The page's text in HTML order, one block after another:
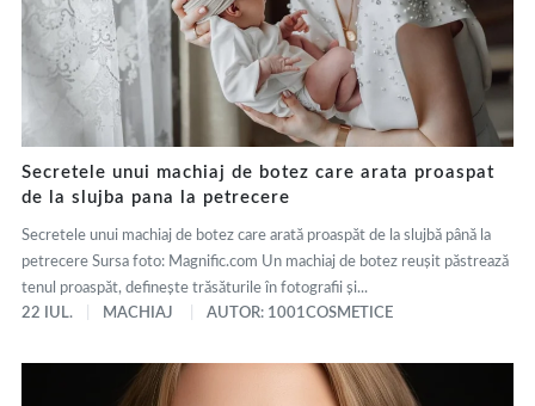
Secretele unui machiaj de botez care arata proaspat
de la slujba pana la petrecere
Secretele unui machiaj de botez care arată proaspăt de la slujbă până la
petrecere Sursa foto: Magnific.com Un machiaj de botez reușit păstrează
tenul proaspăt, definește trăsăturile în fotografii și...
22 IUL.
MACHIAJ AUTOR: 1001COSMETICE